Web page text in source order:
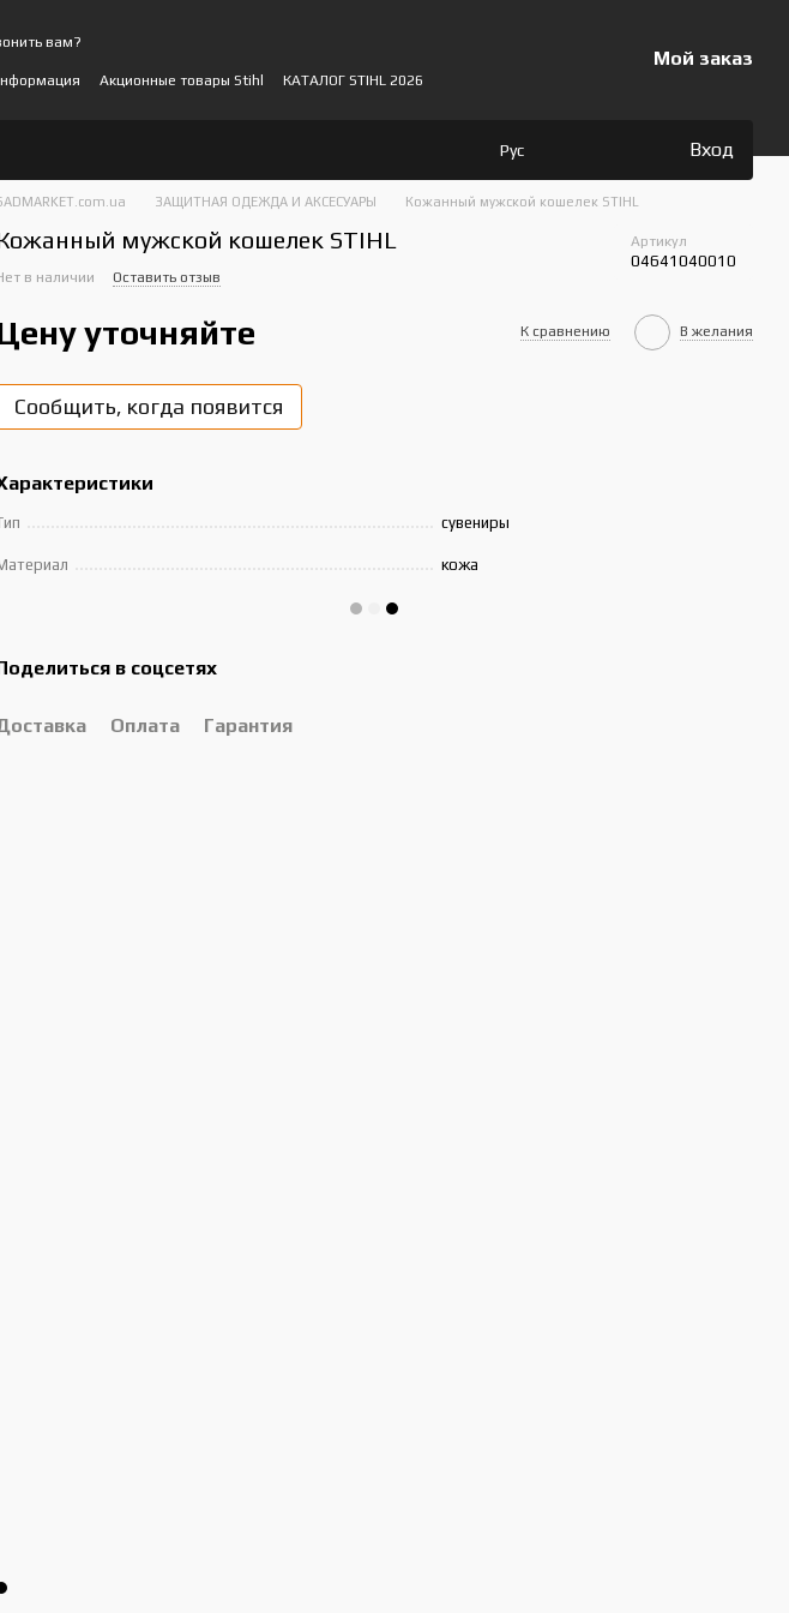
вам?
Акционные товары Stihl
КАТАЛОГ STIHL 2026
Мой заказ
Рус Вход
ЗАЩИТНАЯ ОДЕЖДА И АКСЕСУАРЫ Кожанный мужской кошелек STIHL
мужской кошелек STIHL Артикул
04641040010
в наличии Оставить отзыв
уточняйте К сравнению В желания
Сообщить, когда появится
сувениры
кожа
в соцсетях
Оплата Гарантия